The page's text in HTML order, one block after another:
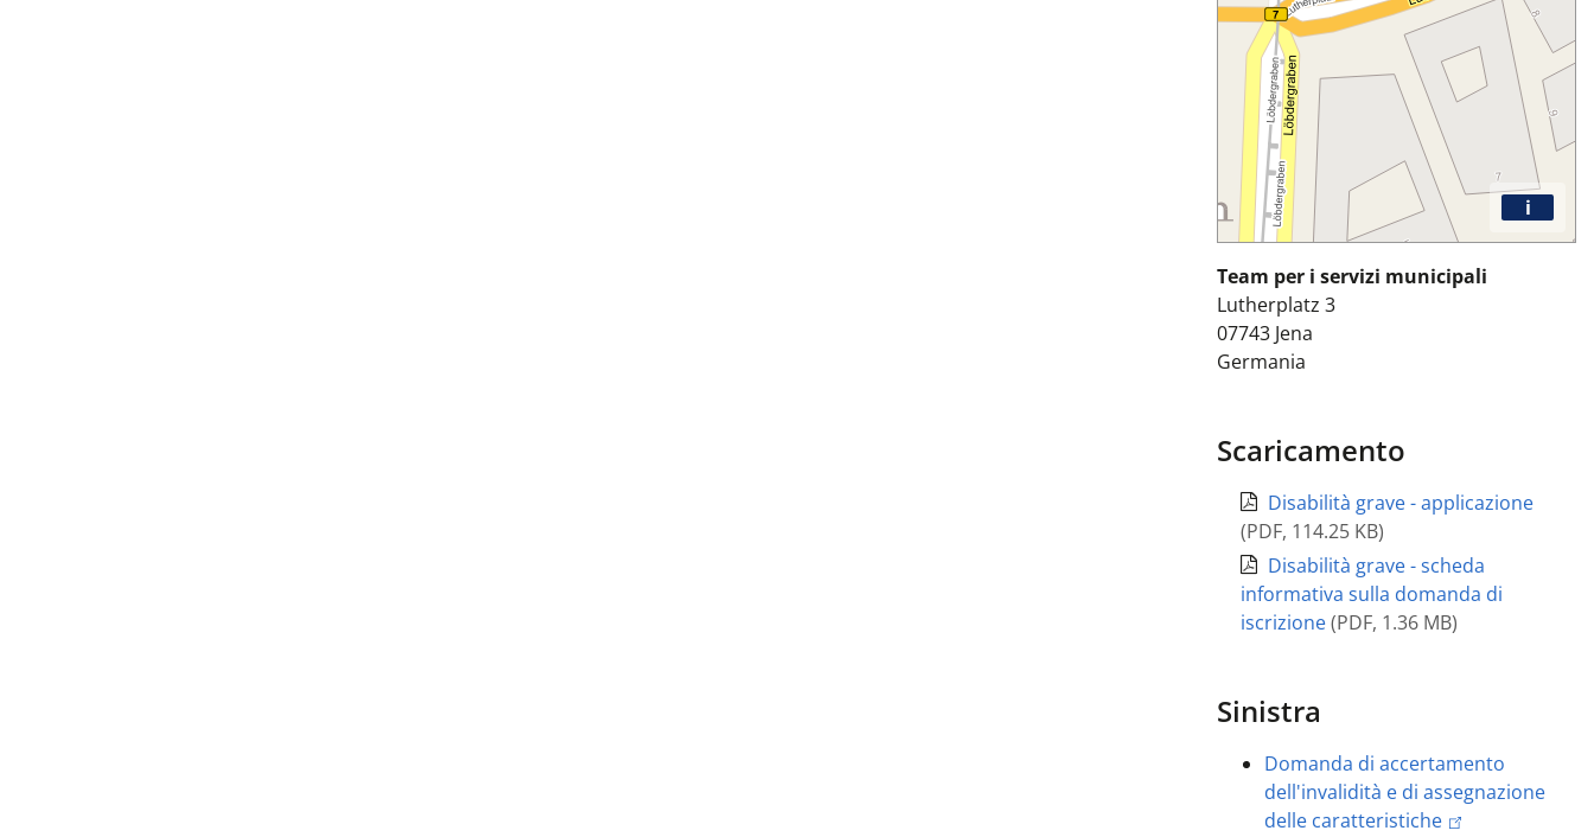
i
Team per i servizi municipali
Lutherplatz 3
07743 Jena
Germania
Scaricamento
Disabilità grave - applicazione
(PDF, 114.25 KB)
Disabilità grave - scheda
informativa sulla domanda di
iscrizione(PDF, 1.36 MB)
Sinistra
Domanda di accertamento
dell'invalidità e di assegnazione
delle caratteristiche